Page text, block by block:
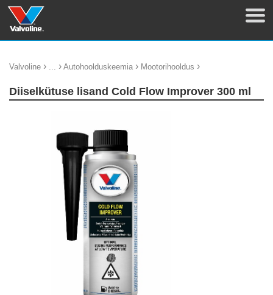
Valvoline › ... › Autohoolduskeemia › Mootorihooldus ›
Diiselkütuse lisand Cold Flow Improver 300 ml